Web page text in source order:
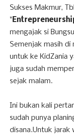
Sukses Makmur,
"
mengajak si
Semenjak masih di
untuk ke KidZania
juga sudah
sejak malam.
Ini bukan kali
sudah punya
disana.Untuk jarak